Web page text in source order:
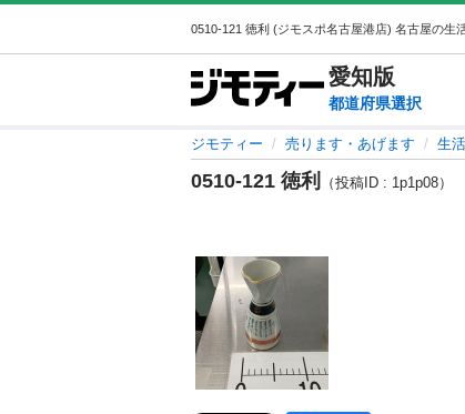
愛知版
都道府県選択
ジモティー 売ります・あげます 生
0510-121 徳利
（投稿ID : 1p1p08）